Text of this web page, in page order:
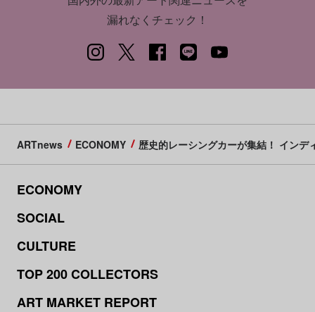
漏れなくチェック！
ARTnews ECONOMY 歴史的レーシングカーが集結！ イン
ECONOMY
SOCIAL
CULTURE
TOP 200 COLLECTORS
ART MARKET REPORT